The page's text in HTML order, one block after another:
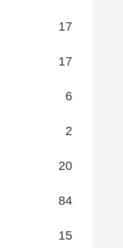
17
17
6
2
20
84
15